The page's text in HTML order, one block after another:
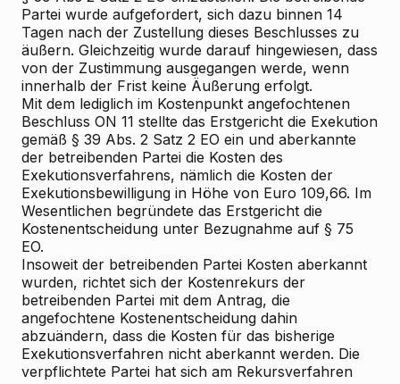
Partei wurde aufgefordert, sich dazu binnen 14
Tagen nach der Zustellung dieses Beschlusses zu
äußern. Gleichzeitig wurde darauf hingewiesen, dass
von der Zustimmung ausgegangen werde, wenn
innerhalb der Frist keine Äußerung erfolgt.
Mit dem lediglich im Kostenpunkt angefochtenen
Beschluss ON 11 stellte das Erstgericht die Exekution
gemäß § 39 Abs. 2 Satz 2 EO ein und aberkannte
der betreibenden Partei die Kosten des
Exekutionsverfahrens, nämlich die Kosten der
Exekutionsbewilligung in Höhe von Euro 109,66. Im
Wesentlichen begründete das Erstgericht die
Kostenentscheidung unter Bezugnahme auf § 75
EO.
Insoweit der betreibenden Partei Kosten aberkannt
wurden, richtet sich der Kostenrekurs der
betreibenden Partei mit dem Antrag, die
angefochtene Kostenentscheidung dahin
abzuändern, dass die Kosten für das bisherige
Exekutionsverfahren nicht aberkannt werden. Die
verpflichtete Partei hat sich am Rekursverfahren